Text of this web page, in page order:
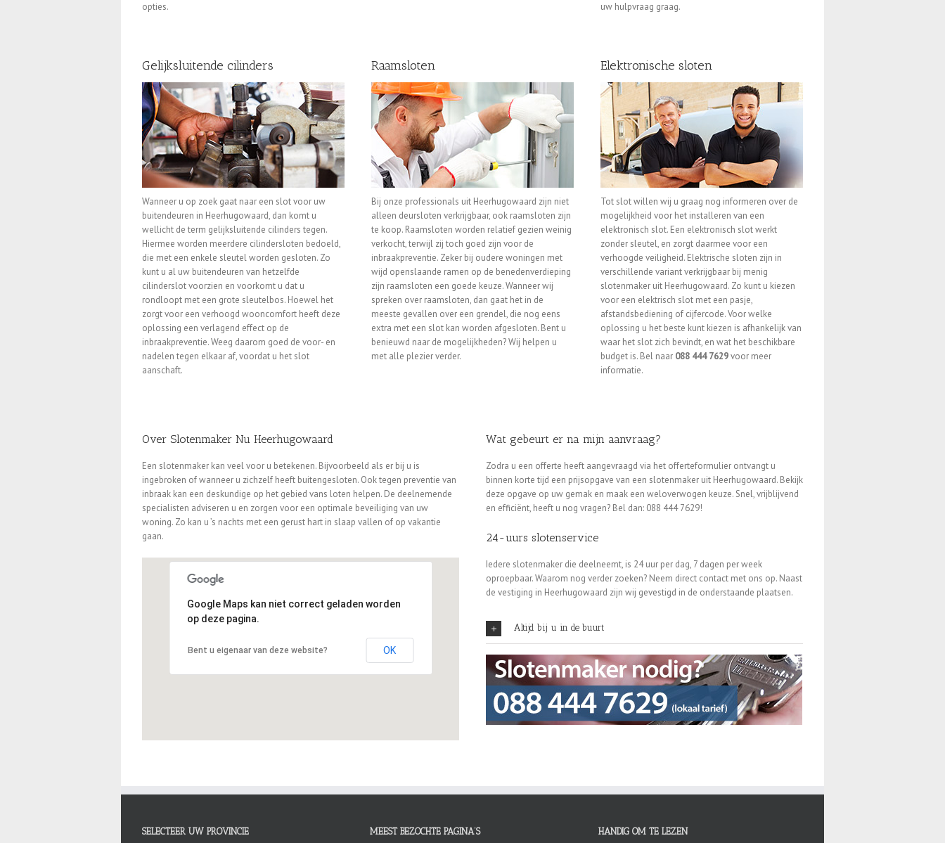
opties.
uw hulpvraag graag.
Gelijksluitende cilinders
Wanneer u op zoek gaat naar een slot voor uw
buitendeuren in Heerhugowaard, dan komt u
wellicht de term gelijksluitende cilinders tegen.
Hiermee worden meerdere cilindersloten bedoeld,
die met een enkele sleutel worden gesloten. Zo
kunt u al uw buitendeuren van hetzelfde
cilinderslot voorzien en voorkomt u dat u
rondloopt met een grote sleutelbos. Hoewel het
zorgt voor een verhoogd wooncomfort heeft deze
oplossing een verlagend effect op de
inbraakpreventie. Weeg daarom goed de voor- en
nadelen tegen elkaar af, voordat u het slot
aanschaft.
Raamsloten
Bij onze professionals uit Heerhugowaard zijn niet
alleen deursloten verkrijgbaar, ook raamsloten zijn
te koop. Raamsloten worden relatief gezien weinig
verkocht, terwijl zij toch goed zijn voor de
inbraakpreventie. Zeker bij oudere woningen met
wijd openslaande ramen op de benedenverdieping
zijn raamsloten een goede keuze. Wanneer wij
spreken over raamsloten, dan gaat het in de
meeste gevallen over een grendel, die nog eens
extra met een slot kan worden afgesloten. Bent u
benieuwd naar de mogelijkheden? Wij helpen u
met alle plezier verder.
Elektronische sloten
Tot slot willen wij u graag nog informeren over de
mogelijkheid voor het installeren van een
elektronisch slot. Een elektronisch slot werkt
zonder sleutel, en zorgt daarmee voor een
verhoogde veiligheid. Elektrische sloten zijn in
verschillende variant verkrijgbaar bij menig
slotenmaker uit Heerhugowaard. Zo kunt u kiezen
voor een elektrisch slot met een pasje,
afstandsbediening of cijfercode. Voor welke
oplossing u het beste kunt kiezen is afhankelijk van
waar het slot zich bevindt, en wat het beschikbare
budget is. Bel naar 088 444 7629voor meer
informatie.
Over Slotenmaker Nu Heerhugowaard
Een slotenmaker kan veel voor u betekenen. Bijvoorbeeld als er bij u is
ingebroken of wanneer u zichzelf heeft buitengesloten. Ook tegen preventie van
inbraak kan een deskundige op het gebied vans loten helpen. De deelnemende
specialisten adviseren u en zorgen voor een optimale beveiliging van uw
woning. Zo kan u ’s nachts met een gerust hart in slaap vallen of op vakantie
gaan.
Google Maps kan niet correct geladen worden
op deze pagina.
Bent u eigenaar van deze website? OK
Wat gebeurt er na mijn aanvraag?
Zodra u een offerte heeft aangevraagd via het offerteformulier ontvangt u
binnen korte tijd een prijsopgave van een slotenmaker uit Heerhugowaard. Bekijk
deze opgave op uw gemak en maak een weloverwogen keuze. Snel, vrijblijvend
en efficiënt, heeft u nog vragen? Bel dan: 088 444 7629!
24-uurs slotenservice
Iedere slotenmaker die deelneemt, is 24 uur per dag, 7 dagen per week
oproepbaar. Waarom nog verder zoeken? Neem direct contact met ons op. Naast
de vestiging in Heerhugowaard zijn wij gevestigd in de onderstaande plaatsen.
Altijd bij u in de buurt
SELECTEER UW PROVINCIE MEEST BEZOCHTE PAGINA’S HANDIG OM TE LEZEN